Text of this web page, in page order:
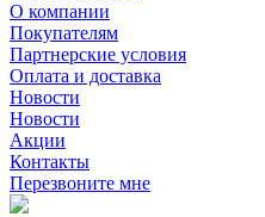
О компании
Покупателям
Партнерские условия
Оплата и доставка
Новости
Новости
Акции
Контакты
Перезвоните мне